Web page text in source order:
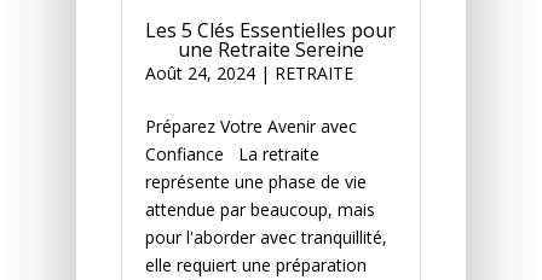
Les 5 Clés Essentielles pour
une Retraite Sereine
Août 24, 2024 | RETRAITE
Préparez Votre Avenir avec
Confiance La retraite
représente une phase de vie
attendue par beaucoup, mais
pour l'aborder avec tranquillité,
elle requiert une préparation